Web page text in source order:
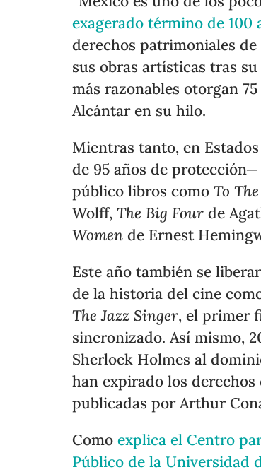
exagerado término de 100
derechos patrimoniales
sus obras artísticas tras
más razonables otorgan
Alcántar en su hilo.
Mientras tanto, en
de 95 años de
público libros comoTo
Wolff,The Big Four de
Women de Ernest
Este año también se
de la historia del cine
The Jazz Singer, el primer
sincronizado. Así mismo,
Sherlock Holmes al
han expirado los
publicadas por Arthur
Comoexplica el Centro
Público de la Universidad